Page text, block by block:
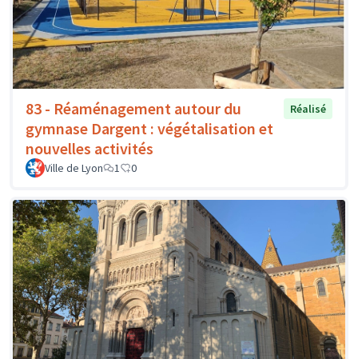
83 - Réaménagement autour du
gymnase Dargent : végétalisation et
nouvelles activités
Réalisé
Ville de Lyon 1 0